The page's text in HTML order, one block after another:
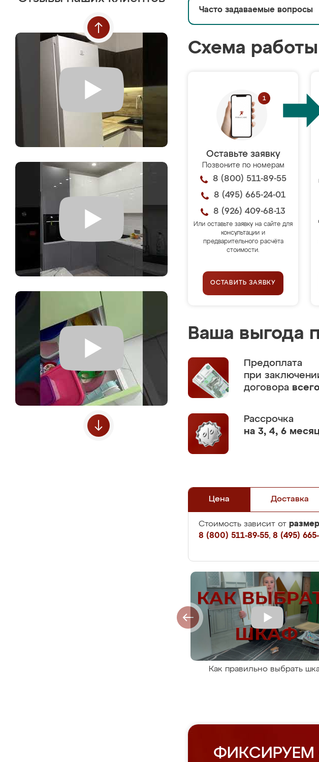
Часто задаваемые вопросы
Схема работы
Оставьте заявку
Позвоните по номерам
8 (800) 511-89-55
8 (495) 665-24-01
8 (926) 409-68-13
Или оставьте заявку на сайте для
консультации и
предварительного расчёта
стоимости.
ОСТАВИТЬ ЗАЯВКУ
Ваша выгода
Предоплата
при
договора
Рассрочка
на 3, 4, 6
Цена Доставка
Стоимость зависит от
8 (800) 511-89-55, 8 (495)
Как правильно выбрать
ФИКСИРУЕМ